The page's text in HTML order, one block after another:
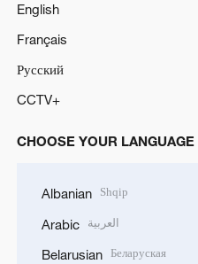
English
Français
Русский
CCTV+
CHOOSE YOUR LANGUAGE
Albanian Shqip
Arabic العربية
Belarusian Беларуская